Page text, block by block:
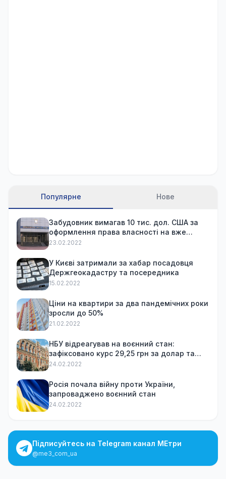
Популярне Нове
Забудовник вимагав 10 тис. дол. США за
оформлення права власності на вже
куплену квартиру
23.02.2022
У Києві затримали за хабар посадовця
Держгеокадастру та посередника
15.02.2022
Ціни на квартири за два пандемічних роки
зросли до 50%
21.02.2022
НБУ відреагував на воєнний стан:
зафіксовано курс 29,25 грн за долар та
обмежив зняття готівки
24.02.2022
Росія почала війну проти України,
запроваджено воєнний стан
24.02.2022
Підписуйтесь на Telegram канал МЕтри
@me3_com_ua